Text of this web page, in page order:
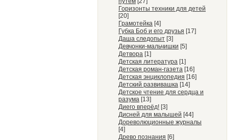
Горизонты техники для детей
[20]
Грамотейка [4]
Губка Боб и его друзья [17]
Даша следопыт [3]
Девчонки-мальчишки [5]
Детвора [1]
Детская литература [1]
Детская роман-газета [16]
Детская энциклопедия [16]
Детский развивашка [14]
Детское чтение для сердца и
разума [13]
Диего вперёд! [3]
Дисней для малышей [44]
Дореволюционные журналы
[4]
Древо познания [6]